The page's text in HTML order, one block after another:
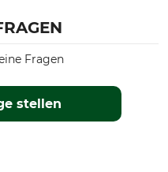
stellen
Fragen